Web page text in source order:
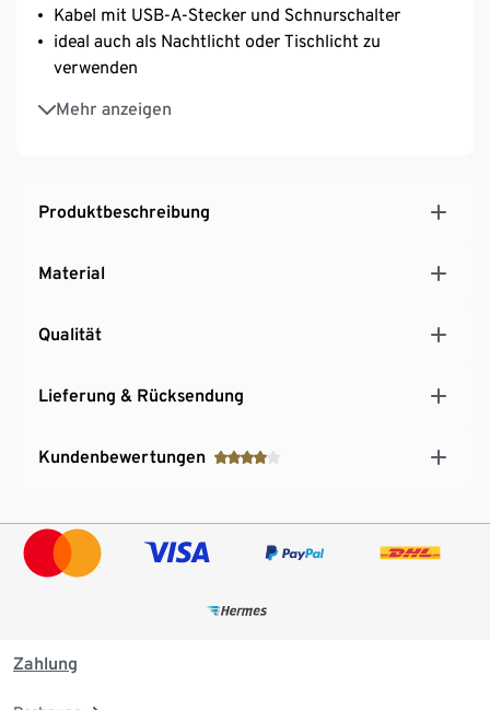
Kabel mit USB-A-Stecker und Schnurschalter
ideal auch als Nachtlicht oder Tischlicht zu
verwenden
Mehr anzeigen
Betrieb durch Anschluss am Computer, einer
Powerbank oder an einem Netzstecker mit USB-A
Produktbeschreibung
Material
Qualität
Lieferung & Rücksendung
Kundenbewertungen
Zahlung